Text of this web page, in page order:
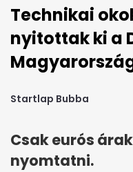
Technikai
nyitottak ki a
Startlap Bubba
Csak eurós
nyomtatni.